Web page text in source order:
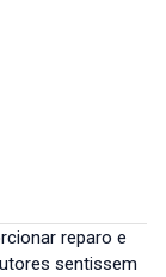
reparo e
sentissem